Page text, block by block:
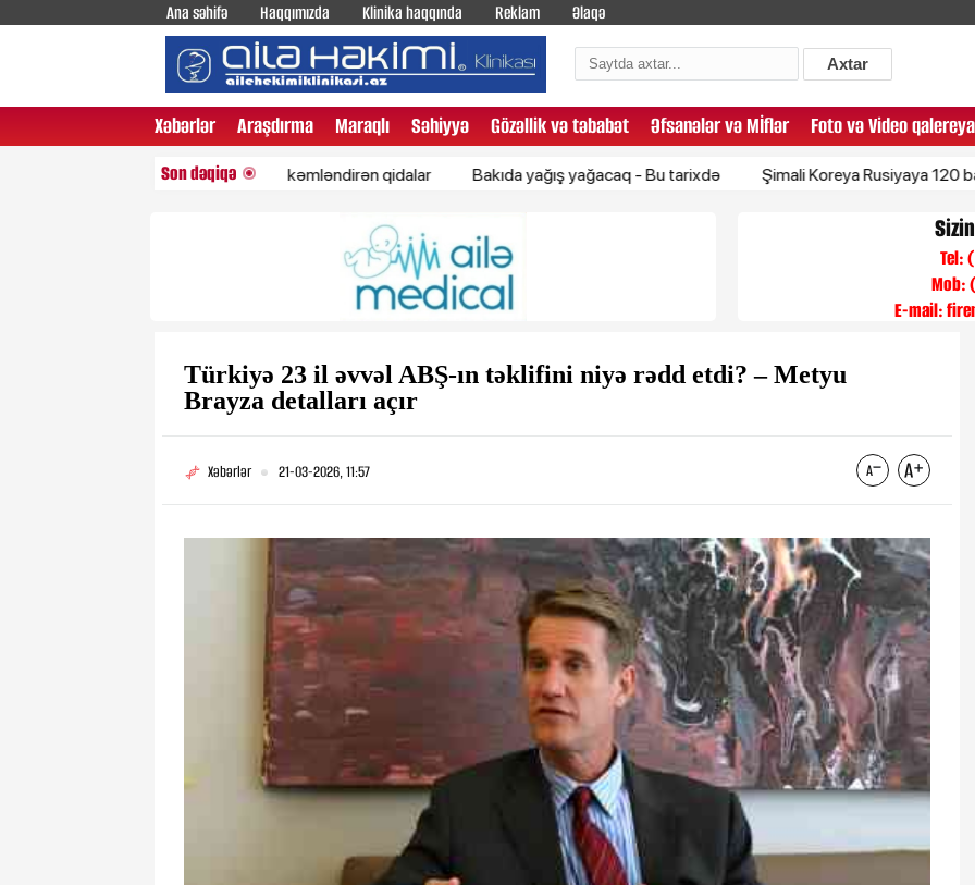
Ana səhifə Haqqımızda Klinika haqqında Reklam Əlaqə
Axtar
Xəbərlər Araşdırma Maraqlı Səhiyyə Gözəllik və təbabət Əfsanələr və Mİflər Foto və Video qalereya
Son dəqiqə
Sümükləri möhkəmləndirən qidalar Bakıda yağış yağacaq - Bu tarixdə Şimali Koreya Rusiyaya 120 ballistik
Tel:
Mob:
E-mail:
Türkiyə 23 il əvvəl ABŞ-ın təklifini niyə rədd etdi? – Metyu
Brayza detalları açır
Xəbərlər 21-03-2026, 11:57
Bu menopauza əlamətlərini
ağırlaşdıra bilər
Sümükləri möhkəmləndirən
qidalar